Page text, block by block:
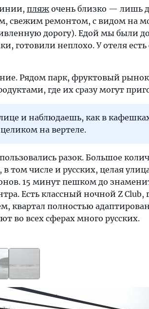
пляж очень близко — лишь
свежим ремонтом, с видом на
дорогу). Едой мы были
готовили неплохо. У отеля
Рядом парк, фруктовый
где их сразу могут
и наблюдаешь, как в
на вертеле.
разок. Большое
том числе и русских, целая
15 минут пешком до
Есть классный ночной Z
квартал полностью
во всех сферах много русских.